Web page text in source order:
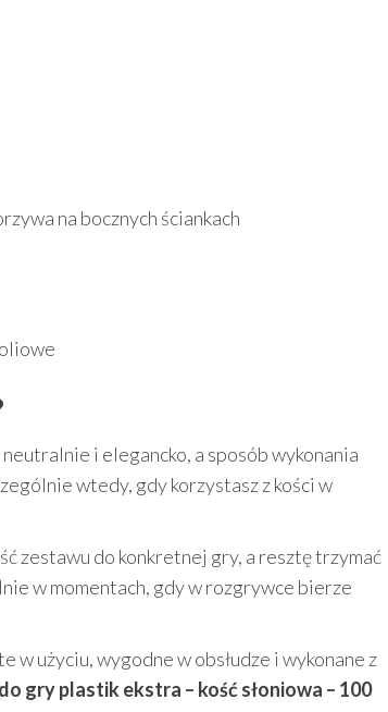
na bocznych ściankach
i elegancko, a sposób wykonania
wtedy, gdy korzystasz z kości w
zestawu do konkretnej gry, a resztę trzymać
w momentach, gdy w rozgrywce bierze
w użyciu, wygodne w obsłudze i wykonane z
gry plastik ekstra – kość słoniowa – 100